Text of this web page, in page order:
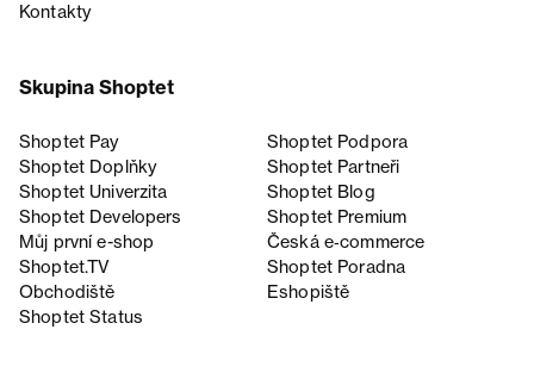
Kontakty
Skupina Shoptet
Shoptet Pay
Shoptet Podpora
Shoptet Doplňky
Shoptet Partneři
Shoptet Univerzita
Shoptet Blog
Shoptet Developers
Shoptet Premium
Můj první e-shop
Česká e‑commerce
Shoptet.TV
Shoptet Poradna
Obchodiště
Eshopiště
Shoptet Status